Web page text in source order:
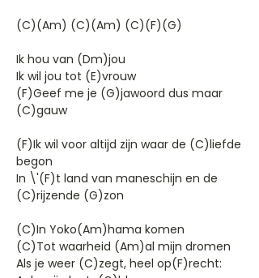
(C)(Am) (C)(Am) (C)(F)(G)
Ik hou van (Dm)jou
Ik wil jou tot (E)vrouw
(F)Geef me je (G)jawoord dus maar
(C)gauw
(F)Ik wil voor altijd zijn waar de (C)liefde
begon
In \'(F)t land van maneschijn en de
(C)rijzende (G)zon
(C)In Yoko(Am)hama komen
(C)Tot waarheid (Am)al mijn dromen
Als je weer (C)zegt, heel op(F)recht: